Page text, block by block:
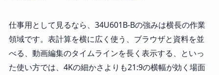
仕事用として見るなら、34U601B-Bの強みは横長の作業
領域です。表計算を横に広く使う、ブラウザと資料を並
べる、動画編集のタイムラインを長く表示する、といっ
た使い方では、4Kの細かさよりも21:9の横幅が効く場面